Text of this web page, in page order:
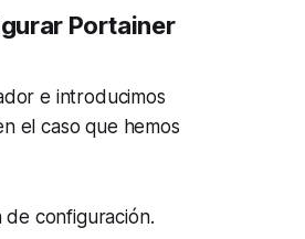
Portainer
e introducimos
el caso que hemos
de configuración.